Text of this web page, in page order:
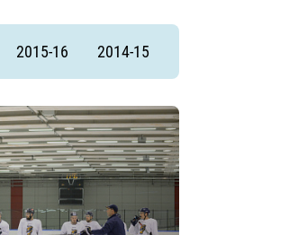
2015-16 2014-15